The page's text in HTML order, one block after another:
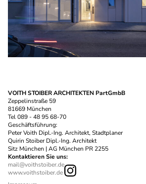
VOITH STOIBER ARCHITEKTEN PartGmbB
Zeppelinstraße 59
81669 München
Tel 089 - 48 95 68-70
Geschäftsführung:
Peter Voith Dipl.-Ing. Architekt, Stadtplaner
Quirin Stoiber Dipl.-Ing. Architekt
Sitz München | AG München PR 2255
Kontaktieren Sie uns:
mail@voithstoiber.de
www.voithstoiber.de